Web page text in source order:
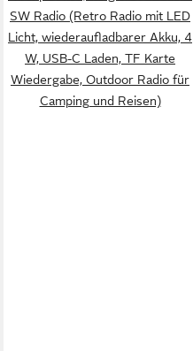
SW Radio (Retro Radio mit LED
Licht, wiederaufladbarer Akku, 4
W, USB-C Laden, TF Karte
Wiedergabe, Outdoor Radio für
Camping und Reisen)